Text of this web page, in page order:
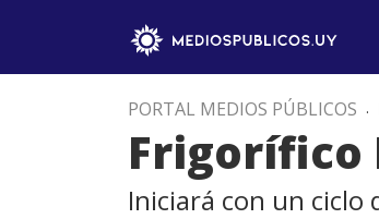
PORTAL MEDIOS PÚBLICOS .
Frigorífico
Iniciará con un ciclo